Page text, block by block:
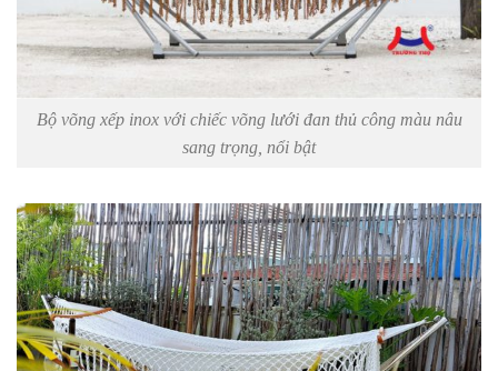
Bộ võng xếp inox với chiếc võng lưới đan thủ công màu nâu
sang trọng, nổi bật